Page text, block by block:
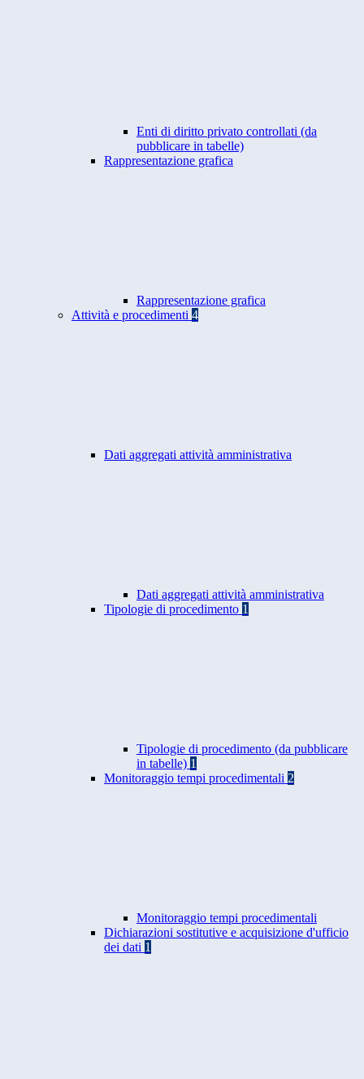
Enti di diritto privato controllati (da
pubblicare in tabelle)
Rappresentazione grafica
Rappresentazione grafica
Attività e procedimenti 4
Dati aggregati attività amministrativa
Dati aggregati attività amministrativa
Tipologie di procedimento 1
Tipologie di procedimento (da pubblicare
in tabelle) 1
Monitoraggio tempi procedimentali 2
Monitoraggio tempi procedimentali
Dichiarazioni sostitutive e acquisizione d'ufficio
dei dati 1